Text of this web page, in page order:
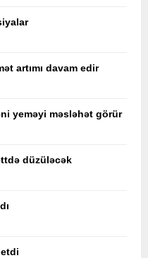
artımı davam edir
yeməyi məsləhət görür
düzüləcək